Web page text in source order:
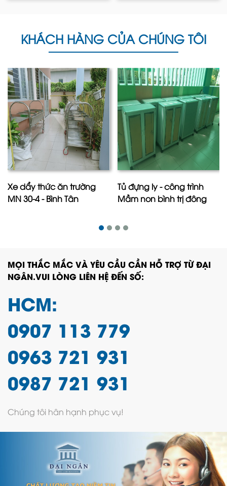
KHÁCH HÀNG CỦA CHÚNG TÔI
Xe dẩy thức ăn trường
MN 30-4 - Bình Tân
Tủ đựng ly - công trình
Mầm non bình trị đông
MỌI THẮC MẮC VÀ YÊU CẦU CẦN HỖ TRỢ TỪ ĐẠI
NGÂN.VUI LÒNG LIÊN HỆ ĐẾN SỐ:
HCM:
0907 113 779
0963 721 931
0987 721 931
Chúng tôi hân hạnh phục vụ!